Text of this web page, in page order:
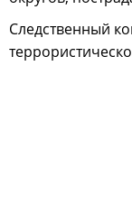
Следственный